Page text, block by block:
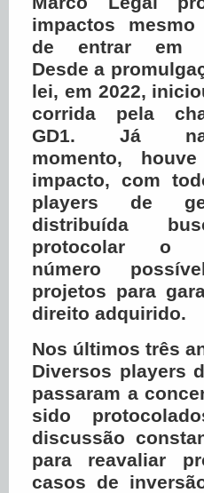
impactos mesmo
de entrar em
Desde a
lei, em 2022,
corrida pela
GD1. Já
momento,
impacto, com
players de
distribuída
protocolar o
número
projetos para
direito adquirido.
Nos últimos três
Diversos players
passaram a
sido
discussão
para reavaliar
casos de